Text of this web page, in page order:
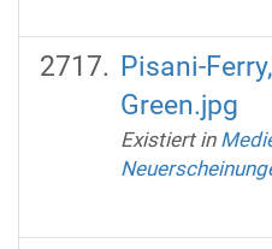
Pisani-Ferry,
Green.jpg
Existiert in